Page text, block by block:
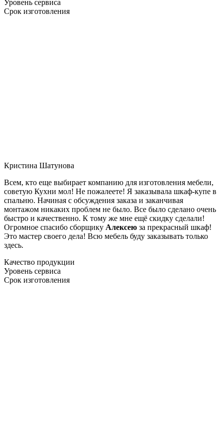
Уровень сервиса
Срок изготовления
Кристина Шатунова
Всем, кто еще выбирает компанию для изготовления мебели,
советую Кухни мол! Не пожалеете! Я заказывала шкаф-купе в
спальню. Начиная с обсуждения заказа и заканчивая
монтажом никаких проблем не было. Все было сделано очень
быстро и качественно. К тому же мне ещё скидку сделали!
Огромное спасибо сборщику Алексею за прекрасный шкаф!
Это мастер своего дела! Всю мебель буду заказывать только
здесь.
Качество продукции
Уровень сервиса
Срок изготовления